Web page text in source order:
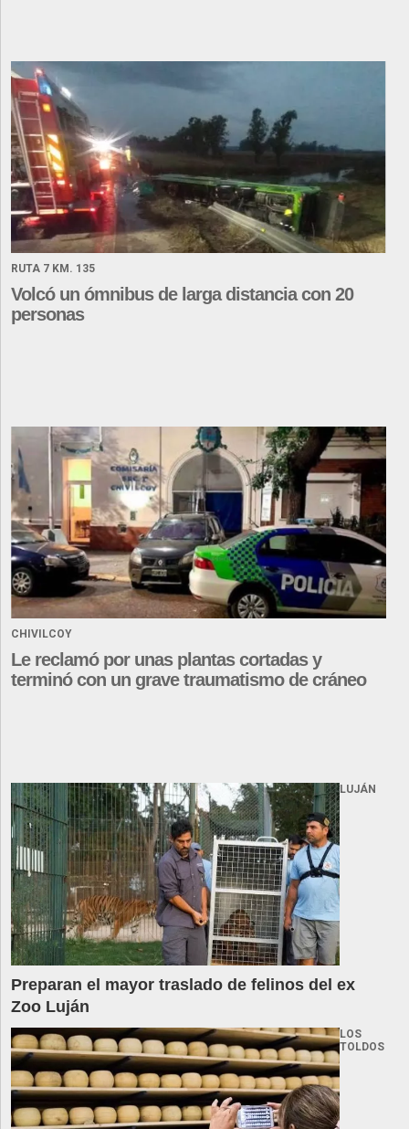
RUTA 7 KM. 135
Volcó un ómnibus de larga distancia con 20
personas
CHIVILCOY
Le reclamó por unas plantas cortadas y
terminó con un grave traumatismo de cráneo
LUJÁN
Preparan el mayor traslado de felinos del ex
Zoo Luján
LOS
TOLDOS